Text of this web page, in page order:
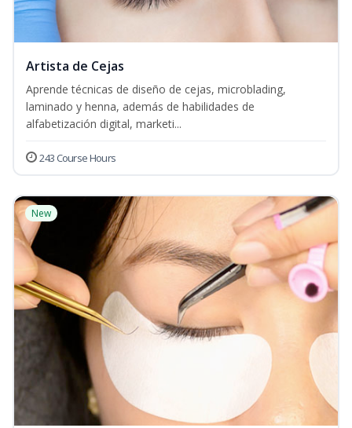
Artista de Cejas
Aprende técnicas de diseño de cejas, microblading,
laminado y henna, además de habilidades de
alfabetización digital, marketi...
243 Course Hours
New